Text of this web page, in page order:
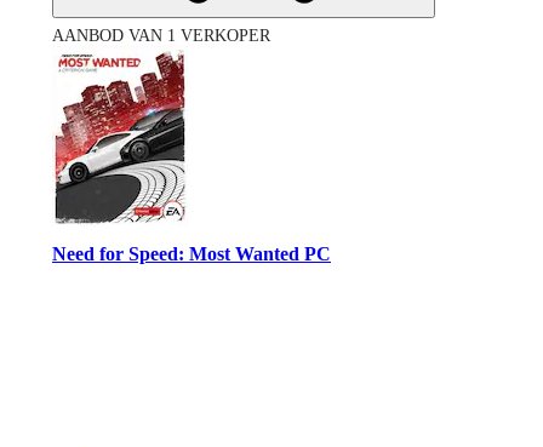
AANBOD VAN 1 VERKOPER
Need for Speed: Most Wanted PC